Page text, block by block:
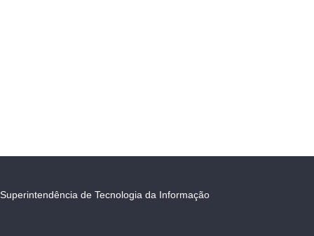
Superintendência de Tecnologia da Informação